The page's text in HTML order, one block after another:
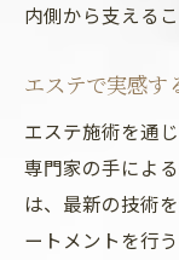
内側から支える
エステで実感す
エステ施術を通
専門家の手によ
は、最新の技術
ートメントを行